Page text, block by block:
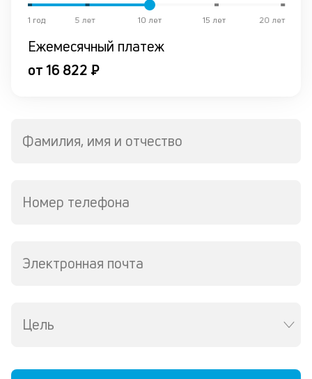
20 лет
15 лет
10 лет
5 лет
1 год
Ежемесячный платеж
от 16 822 ₽
Фамилия, имя и отчество
Номер телефона
Электронная почта
Цель